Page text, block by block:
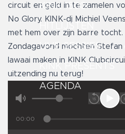
KINK 1500
HITLIJSTEN
LIVE SESSIES
AGENDA
circuit en geld in te zamelen
No Glory. KINK-dj Michiel
met hem over zijn barre tocht.
Zondagavond mochten
lawaai maken in KINK
uitzending nu terug!
00:00